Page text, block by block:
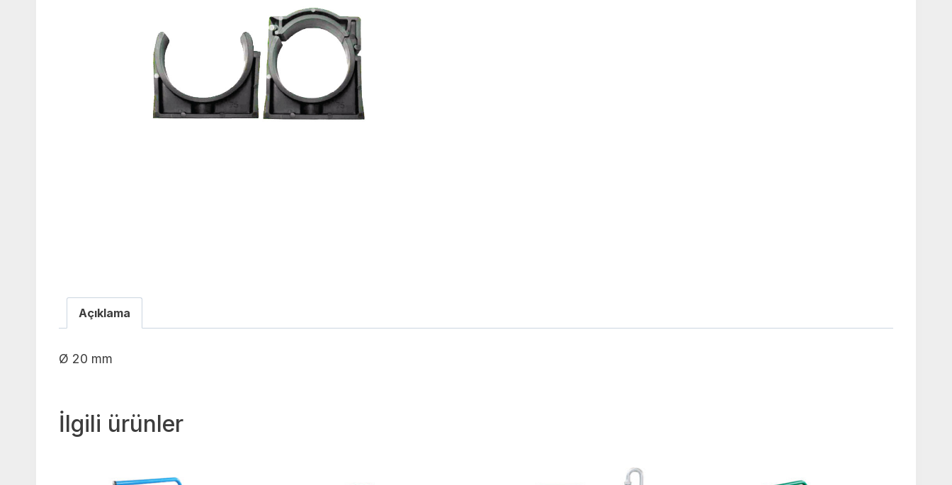
Açıklama
Ø 20 mm
İlgili ürünler